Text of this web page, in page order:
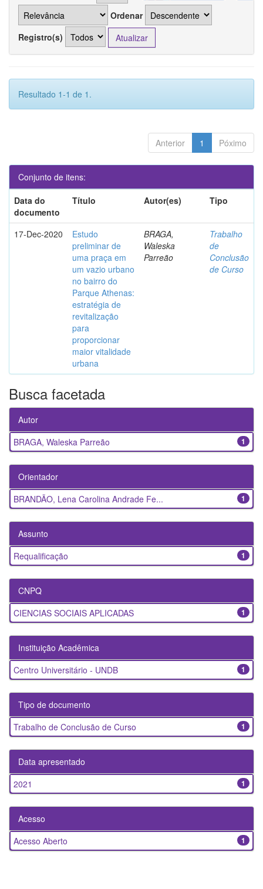
Ordenar
Registro(s)
Resultado 1-1 de 1.
Anterior 1 Póximo
Conjunto de itens:
Data do
documento
Título Autor(es) Tipo
17-Dec-2020
Estudo
preliminar de
uma praça em
um vazio urbano
no bairro do
Parque Athenas:
estratégia de
revitalização
para
proporcionar
maior vitalidade
urbana
BRAGA,
Waleska
Parreão
Trabalho
de
Conclusão
de Curso
Busca facetada
Autor
1
BRAGA, Waleska Parreão
Orientador
1
BRANDÃO, Lena Carolina Andrade Fe...
Assunto
1
Requalificação
CNPQ
1
CIENCIAS SOCIAIS APLICADAS
Instituição Acadêmica
1
Centro Universitário - UNDB
Tipo de documento
1
Trabalho de Conclusão de Curso
Data apresentado
1
2021
Acesso
1
Acesso Aberto